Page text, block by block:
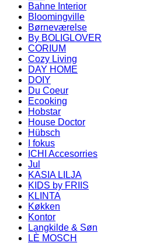
Bahne Interior
Bloomingville
Børneværelse
By BOLIGLOVER
CORIUM
Cozy Living
DAY HOME
DOIY
Du Coeur
Ecooking
Hobstar
House Doctor
Hübsch
I fokus
ICHI Accesorries
Jul
KASIA LILJA
KIDS by FRIIS
KLINTA
Køkken
Kontor
Langkilde & Søn
LÈ MOSCH